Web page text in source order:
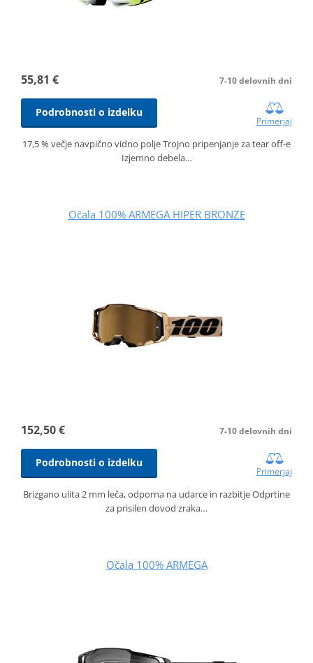
55,81 € 7-10 delovnih dni
Podrobnosti o izdelku
Primerjaj
17,5 % večje navpično vidno polje Trojno pripenjanje za tear off-e
Izjemno debela…
Očala 100% ARMEGA HIPER BRONZE
152,50 € 7-10 delovnih dni
Podrobnosti o izdelku
Primerjaj
Brizgano ulita 2 mm leča, odporna na udarce in razbitje Odprtine
za prisilen dovod zraka…
Očala 100% ARMEGA